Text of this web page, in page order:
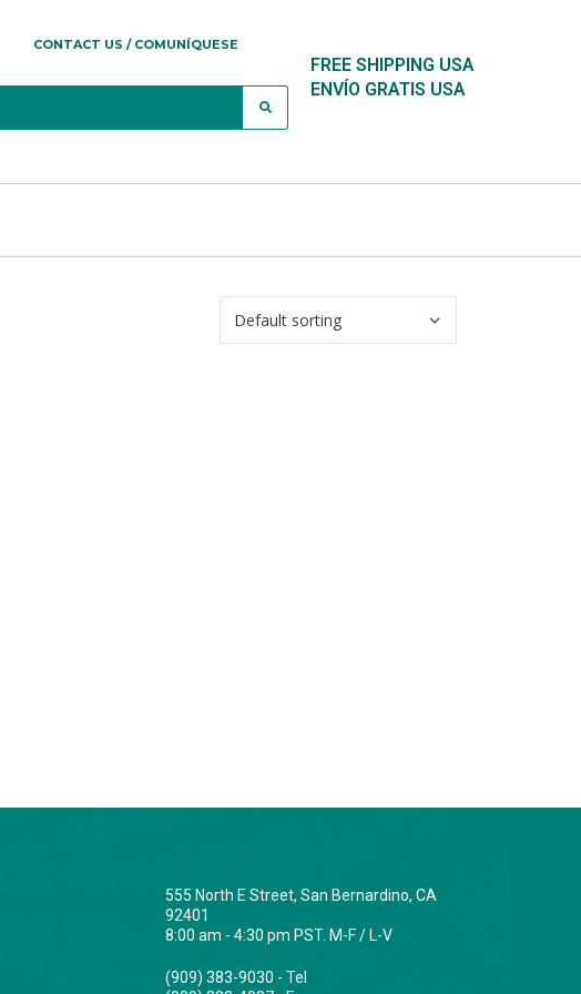
CONTACT US / COMUNÍQUESE
FREE SHIPPING USA
ENVÍO GRATIS USA
555 North E Street, San Bernardino, CA
92401
8:00 am - 4:30 pm PST. M-F / L-V
(909) 383-9030 - Tel